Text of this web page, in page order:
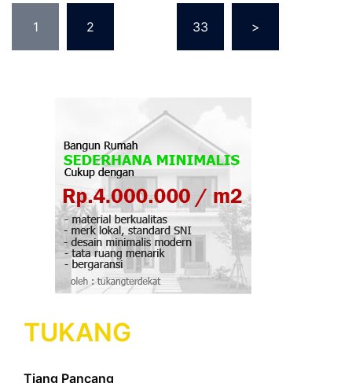
pagination
1 2 33 >
TUKANG
Tiang Pancang